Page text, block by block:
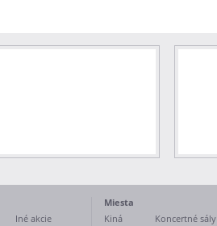
Iné akcie
Miesta
Kiná
Koncertné sály